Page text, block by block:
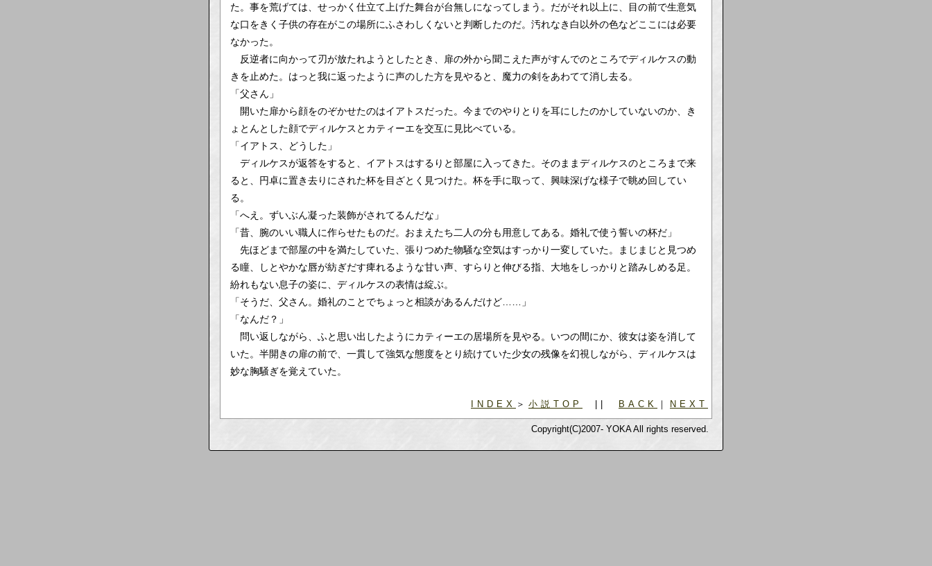
た。事を荒げては、せっかく仕立て上げた舞台が台無しになってしまう。だがそれ以上に、目の前で生意気
な口をきく子供の存在がこの場所にふさわしくないと判断したのだ。汚れなき白以外の色などここには必要
なかった。
反逆者に向かって刃が放たれようとしたとき、扉の外から聞こえた声がすんでのところでディルケスの動
きを止めた。はっと我に返ったように声のした方を見やると、魔力の剣をあわてて消し去る。
「父さん」
開いた扉から顔をのぞかせたのはイアトスだった。今までのやりとりを耳にしたのかしていないのか、き
ょとんとした顔でディルケスとカティーエを交互に見比べている。
「イアトス、どうした」
ディルケスが返答をすると、イアトスはするりと部屋に入ってきた。そのままディルケスのところまで来
ると、円卓に置き去りにされた杯を目ざとく見つけた。杯を手に取って、興味深げな様子で眺め回してい
る。
「へえ。ずいぶん凝った装飾がされてるんだな」
「昔、腕のいい職人に作らせたものだ。おまえたち二人の分も用意してある。婚礼で使う誓いの杯だ」
先ほどまで部屋の中を満たしていた、張りつめた物騒な空気はすっかり一変していた。まじまじと見つめ
る瞳、しとやかな唇が紡ぎだす痺れるような甘い声、すらりと伸びる指、大地をしっかりと踏みしめる足。
紛れもない息子の姿に、ディルケスの表情は綻ぶ。
「そうだ、父さん。婚礼のことでちょっと相談があるんだけど……」
「なんだ？」
問い返しながら、ふと思い出したようにカティーエの居場所を見やる。いつの間にか、彼女は姿を消して
いた。半開きの扉の前で、一貫して強気な態度をとり続けていた少女の残像を幻視しながら、ディルケスは
妙な胸騒ぎを覚えていた。
INDEX ＞ 小説TOP || BACK ｜ NEXT
Copyright(C)2007- YOKA All rights reserved.